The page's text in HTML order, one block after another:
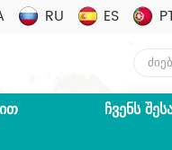
RU ES
ᲩᲕᲔᲜᲡ